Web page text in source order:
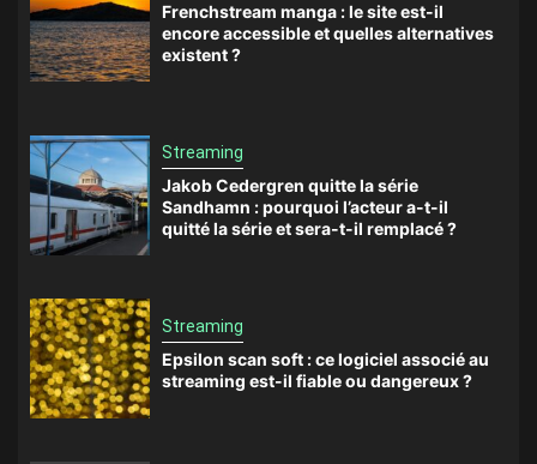
Frenchstream manga : le site est-il
encore accessible et quelles alternatives
existent ?
Streaming
Jakob Cedergren quitte la série
Sandhamn : pourquoi l’acteur a-t-il
quitté la série et sera-t-il remplacé ?
Streaming
Epsilon scan soft : ce logiciel associé au
streaming est-il fiable ou dangereux ?